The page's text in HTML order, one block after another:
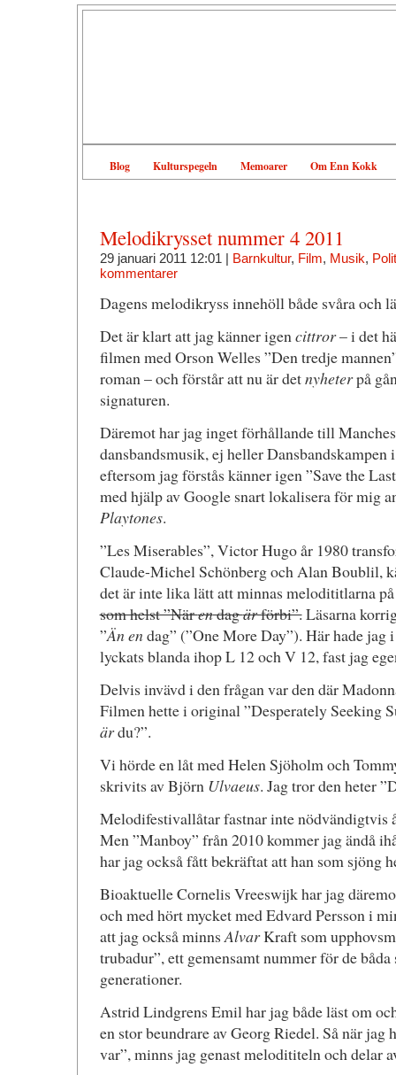
Blog Kulturspegeln Memoarer Om Enn Kokk
Melodikrysset nummer 4 2011
29 januari 2011 12:01 | Barnkultur, Film, Musik,
kommentarer
Dagens melodikryss innehöll både svåra och
Det är klart att jag känner igencittror– i det
filmen med Orson Welles ”Den tredje
roman – och förstår att nu är detnyheterpå
signaturen.
Däremot har jag inget förhållande till
dansbandsmusik, ej heller
eftersom jag förstås känner igen ”Save the
med hjälp av Google snart lokalisera för mig
Playtones.
”Les Miserables”, Victor Hugo år 1980
Claude-Michel Schönberg och Alan Boublil,
det är inte lika lätt att minnas melodititlarna
som helst ”Närendagärförbi”.Läsarna
”Än endag” (”One More Day”). Här hade jag
lyckats blanda ihop L 12 och V 12, fast jag
Delvis invävd i den frågan var den där
Filmen hette i original ”Desperately Seeking
ärdu?”.
Vi hörde en låt med Helen Sjöholm och
skrivits av Björn Ulvaeus. Jag tror den heter
Melodifestivallåtar fastnar inte nödvändigtvis
Men ”Manboy” från 2010 kommer jag ändå
har jag också fått bekräftat att han som sjöng
Bioaktuelle Cornelis Vreeswijk har jag
och med hört mycket med Edvard Persson i
att jag också minnsAlvarKraft som
trubadur”, ett gemensamt nummer för de
generationer.
Astrid Lindgrens Emil har jag både läst om
en stor beundrare av Georg Riedel. Så när
var”, minns jag genast melodititeln och delar